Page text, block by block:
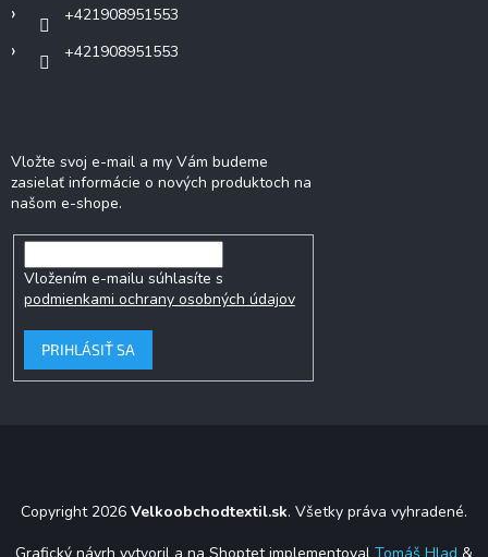
+421908951553
+421908951553
Vložte svoj e-mail a my Vám budeme
zasielať informácie o nových produktoch na
našom e-shope.
Vložením e-mailu súhlasíte s
podmienkami ochrany osobných údajov
PRIHLÁSIŤ SA
Copyright 2026 Velkoobchodtextil.sk. Všetky práva vyhradené.